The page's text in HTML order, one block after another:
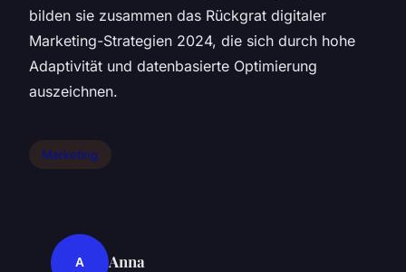
bilden sie zusammen das Rückgrat digitaler
Marketing-Strategien 2024, die sich durch hohe
Adaptivität und datenbasierte Optimierung
auszeichnen.
Marketing
A Anna